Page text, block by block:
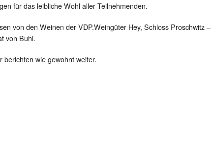
für das leibliche Wohl aller Teilnehmenden.
von den Weinen der VDP.Weingüter Hey, Schloss Proschwitz –
von Buhl.
wie gewohnt weiter.